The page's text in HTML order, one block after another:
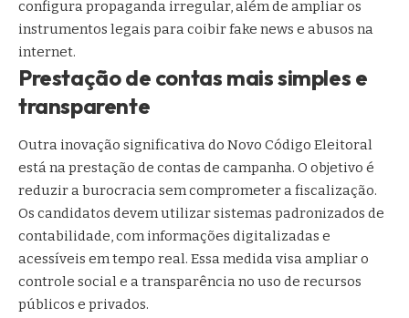
configura propaganda irregular, além de ampliar os
instrumentos legais para coibir fake news e abusos na
internet.
Prestação de contas mais simples e
transparente
Outra inovação significativa do Novo Código Eleitoral
está na prestação de contas de campanha. O objetivo é
reduzir a burocracia sem comprometer a fiscalização.
Os candidatos devem utilizar sistemas padronizados de
contabilidade, com informações digitalizadas e
acessíveis em tempo real. Essa medida visa ampliar o
controle social e a transparência no uso de recursos
públicos e privados.